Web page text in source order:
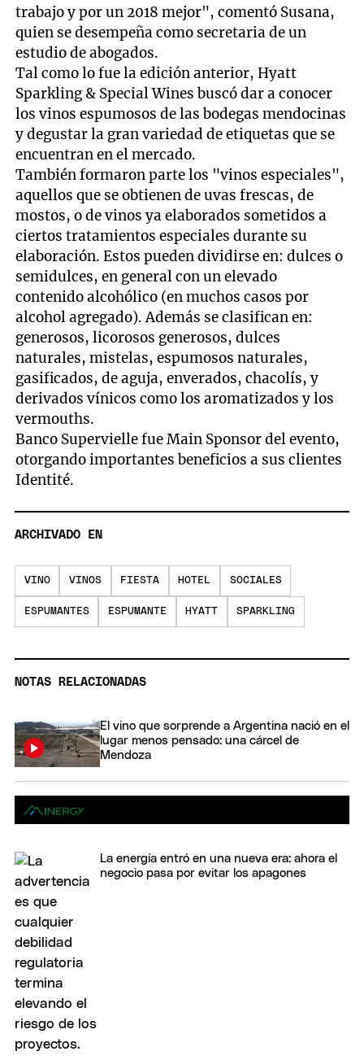
trabajo y por un 2018 mejor", comentó Susana,
quien se desempeña como secretaria de un
estudio de abogados.
Tal como lo fue la edición anterior, Hyatt
Sparkling & Special Wines buscó dar a conocer
los vinos espumosos de las bodegas mendocinas
y degustar la gran variedad de etiquetas que se
encuentran en el mercado.
También formaron parte los "vinos especiales",
aquellos que se obtienen de uvas frescas, de
mostos, o de vinos ya elaborados sometidos a
ciertos tratamientos especiales durante su
elaboración. Estos pueden dividirse en: dulces o
semidulces, en general con un elevado
contenido alcohólico (en muchos casos por
alcohol agregado). Además se clasifican en:
generosos, licorosos generosos, dulces
naturales, mistelas, espumosos naturales,
gasificados, de aguja, enverados, chacolís, y
derivados vínicos como los aromatizados y los
vermouths.
Banco Supervielle fue Main Sponsor del evento,
otorgando importantes beneficios a sus clientes
Identité.
ARCHIVADO EN
VINO VINOS FIESTA HOTEL SOCIALES
ESPUMANTES ESPUMANTE HYATT SPARKLING
NOTAS RELACIONADAS
El vino que sorprende a Argentina nació en el
lugar menos pensado: una cárcel de
Mendoza
La energía entró en una nueva era: ahora el
negocio pasa por evitar los apagones